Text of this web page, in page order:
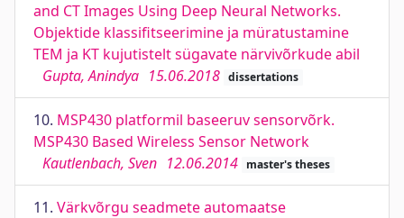
and CT Images Using Deep Neural Networks.
Objektide klassifitseerimine ja müratustamine
TEM ja KT kujutistelt sügavate närvivõrkude abil
Gupta, Anindya 15.06.2018 dissertations
10. MSP430 platformil baseeruv sensorvõrk.
MSP430 Based Wireless Sensor Network
Kautlenbach, Sven 12.06.2014 master's theses
11. Värkvõrgu seadmete automaatse